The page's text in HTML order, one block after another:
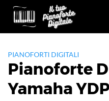
Skip
content
PIANOFORTI DIGITALI
Pianoforte
Yamaha